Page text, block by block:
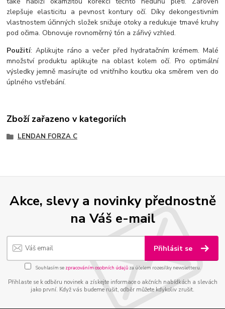
zlepšuje elasticitu a pevnost kontury očí. Díky dekongestivním
vlastnostem účinných složek snižuje otoky a redukuje tmavé kruhy
pod očima. Obnovuje rovnoměrný tón a zářivý vzhled.
Použití: Aplikujte ráno a večer před hydratačním krémem. Malé
množství produktu aplikujte na oblast kolem očí. Pro optimální
výsledky jemně masírujte od vnitřního koutku oka směrem ven do
úplného vstřebání.
Zboží zařazeno v kategoriích
LENDAN FORZA C
Akce, slevy a novinky přednostně
na Váš e-mail
Přihlásit se
Souhlasím se zpracováním osobních údajůza účelem rozesílky newsletteru.
Přihlaste se k odběru novinek a získejte informace o akčních nabídkách a slevách
jako první. Když vás budeme rušit, odběr můžete kdykoliv zrušit.